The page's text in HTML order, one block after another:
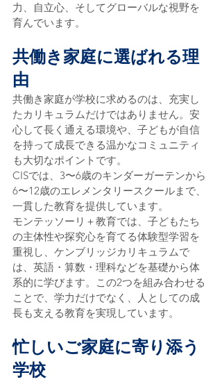
力、自立心、そしてグローバルな視野を
育んでいます。
共働き家庭に選ばれる理
由
共働き家庭が学校に求めるのは、充実し
たカリキュラムだけではありません。安
心して長く通える環境や、子どもが自信
を持って成長できる温かなコミュニティ
も大切なポイントです。
CISでは、3〜6歳のキンダーガーテンから
6〜12歳のエレメンタリースクールまで、
一貫した教育を提供しています。
モンテッソーリ＋教育では、子どもたち
の主体性や探究心を育てる体験型学習を
重視し、ケンブリッジカリキュラムで
は、英語・算数・理科などを基礎から体
系的に学びます。この2つを組み合わせる
ことで、学力だけでなく、人としての成
長も支える教育を実現しています。
忙しいご家庭に寄り添う
学校